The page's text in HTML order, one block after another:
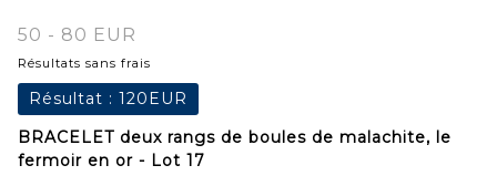
50 - 80 EUR
Résultats sans frais
Résultat : 120EUR
BRACELET deux rangs de boules de malachite, le
fermoir en or - Lot 17